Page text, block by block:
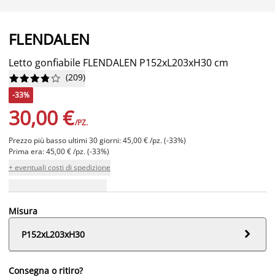
FLENDALEN
Letto gonfiabile FLENDALEN P152xL203xH30 cm





 (209)
-33%
30,00 €/PZ.
Prezzo più basso ultimi 30 giorni: 45,00 € /pz. (-33%)
Prima era: 45,00 € /pz. (-33%)
+ eventuali costi di spedizione
Misura
P152xL203xH30

Consegna o ritiro?